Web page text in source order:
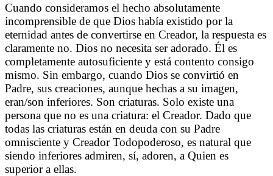
Cuando consideramos el hecho absolutamente
incomprensible de que Dios había existido por la
eternidad antes de convertirse en Creador, la respuesta es
claramente no. Dios no necesita ser adorado. Él es
completamente autosuficiente y está contento consigo
mismo. Sin embargo, cuando Dios se convirtió en
Padre, sus creaciones, aunque hechas a su imagen,
eran/son inferiores. Son criaturas. Solo existe una
persona que no es una criatura: el Creador. Dado que
todas las criaturas están en deuda con su Padre
omnisciente y Creador Todopoderoso, es natural que
siendo inferiores admiren, sí, adoren, a Quien es
superior a ellas.